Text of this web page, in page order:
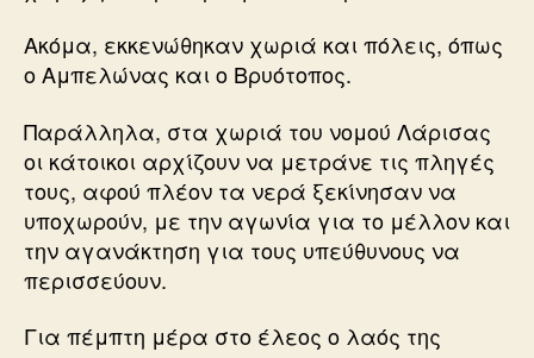
Ακόμα, εκκενώθηκαν χωριά και πόλεις, όπως
ο Αμπελώνας και ο Βρυότοπος.
Παράλληλα, στα χωριά του νομού Λάρισας
οι κάτοικοι αρχίζουν να μετράνε τις πληγές
τους, αφού πλέον τα νερά ξεκίνησαν να
υποχωρούν, με την αγωνία για το μέλλον και
την αγανάκτηση για τους υπεύθυνους να
περισσεύουν.
Για πέμπτη μέρα στο έλεος ο λαός της